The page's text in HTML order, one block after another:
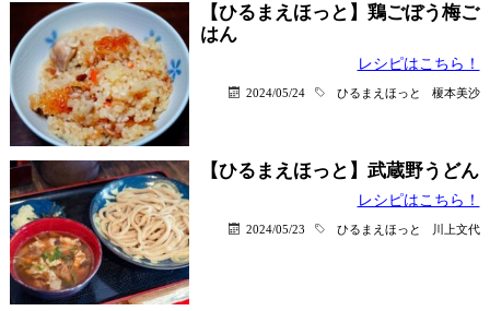
【ひるまえほっと】鶏ごぼう梅ご
はん
レシピはこちら！
2024/05/24 ひるまえほっと 榎本美沙
【ひるまえほっと】武蔵野うどん
レシピはこちら！
2024/05/23 ひるまえほっと 川上文代